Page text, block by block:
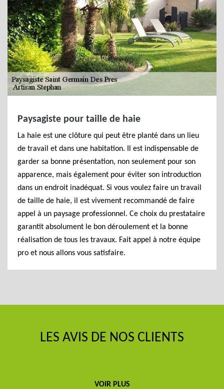
Paysagiste pour taille de haie
La haie est une clôture qui peut être planté dans un lieu
de travail et dans une habitation. Il est indispensable de
garder sa bonne présentation, non seulement pour son
apparence, mais également pour éviter son introduction
dans un endroit inadéquat. Si vous voulez faire un travail
de taille de haie, il est vivement recommandé de faire
appel à un paysage professionnel. Ce choix du prestataire
garantit absolument le bon déroulement et la bonne
réalisation de tous les travaux. Fait appel à notre équipe
pro et nous allons vous satisfaire.
LES AVIS DE NOS CLIENTS
VOIR PLUS